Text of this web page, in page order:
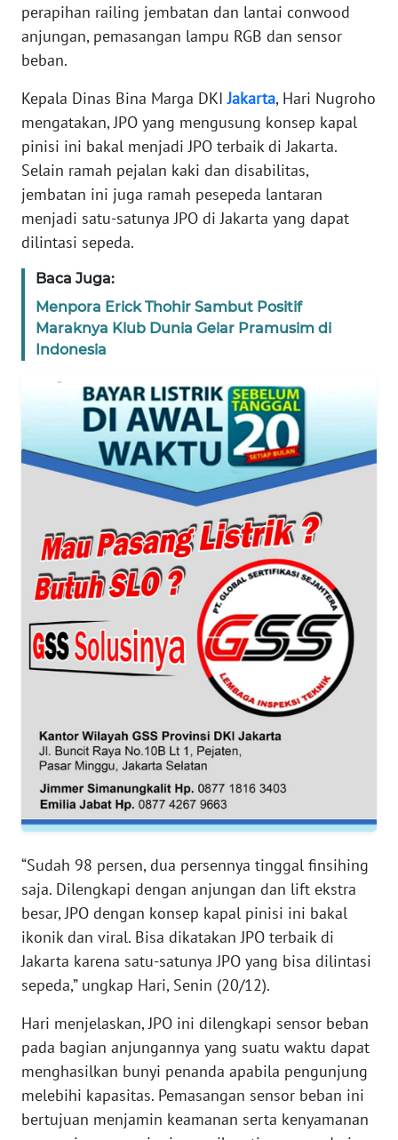
perapihan railing jembatan dan lantai conwood
anjungan, pemasangan lampu RGB dan sensor
beban.
Kepala Dinas Bina Marga DKIJakarta, Hari Nugroho
mengatakan, JPO yang mengusung konsep kapal
pinisi ini bakal menjadi JPO terbaik di Jakarta.
Selain ramah pejalan kaki dan disabilitas,
jembatan ini juga ramah pesepeda lantaran
menjadi satu-satunya JPO di Jakarta yang dapat
dilintasi sepeda.
Baca Juga:
Menpora Erick Thohir Sambut Positif
Maraknya Klub Dunia Gelar Pramusim di
Indonesia
“Sudah 98 persen, dua persennya tinggal finsihing
saja. Dilengkapi dengan anjungan dan lift ekstra
besar, JPO dengan konsep kapal pinisi ini bakal
ikonik dan viral. Bisa dikatakan JPO terbaik di
Jakarta karena satu-satunya JPO yang bisa dilintasi
sepeda,” ungkap Hari, Senin (20/12).
Hari menjelaskan, JPO ini dilengkapi sensor beban
pada bagian anjungannya yang suatu waktu dapat
menghasilkan bunyi penanda apabila pengunjung
melebihi kapasitas. Pemasangan sensor beban ini
bertujuan menjamin keamanan serta kenyamanan
KARIR
Wahana
News
Regional
WN
SUMUT
JAKARTA
WN
JABAR
WN
WN
KEPRI
WN
WN
WN
RIAU
WN
SERAMBI
JAMBI
WN
SULTRA
NTB
WN
SULTENG